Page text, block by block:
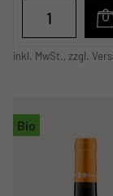
inkl. MwSt., zzgl.
Bio